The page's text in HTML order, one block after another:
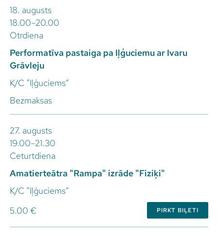
18. augusts
18.00–20.00
Otrdiena
Performatīva pastaiga pa Iļģuciemu ar Ivaru
Grāvleju
K/C “Iļģuciems”
Bezmaksas
27. augusts
19.00–21.30
Ceturtdiena
Amatierteātra "Rampa" izrāde "Fiziķi"
K/C “Iļģuciems”
5.00 €
PIRKT BIĻETI